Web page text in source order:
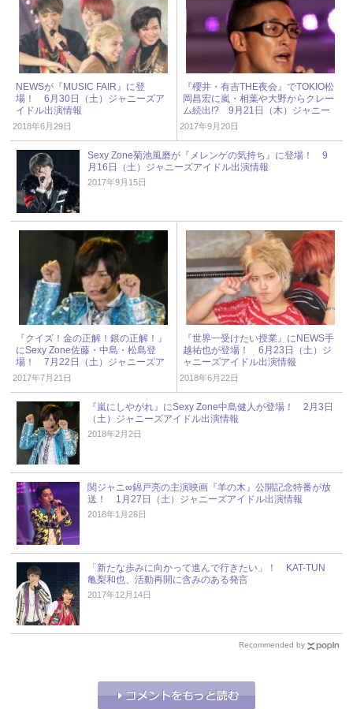
NEWSが『MUSIC FAIR』に登
場！ 6月30日（土）ジャニーズア
イドル出演情報
2018年6月29日
『櫻井・有吉THE夜会』でTOKIO松
岡昌宏に嵐・相葉や大野からクレー
ム続出!? 9月21日（木）ジャニー
ズアイドル出演情報
2017年9月20日
Sexy Zone菊池風磨が『メレンゲの気持ち』に登場！ 9
月16日（土）ジャニーズアイドル出演情報
2017年9月15日
『クイズ！金の正解！銀の正解！』
にSexy Zone佐藤・中島・松島登
場！ 7月22日（土）ジャニーズア
イドル出演情報
2017年7月21日
『世界一受けたい授業』にNEWS手
越祐也が登場！ 6月23日（土）ジ
ャニーズアイドル出演情報
2018年6月22日
『嵐にしやがれ』にSexy Zone中島健人が登場！ 2月3日
（土）ジャニーズアイドル出演情報
2018年2月2日
関ジャニ∞錦戸亮の主演映画『羊の木』公開記念特番が放
送！ 1月27日（土）ジャニーズアイドル出演情報
2018年1月26日
「新たな歩みに向かって進んで行きたい」！ KAT-TUN
亀梨和也、活動再開に含みのある発言
2017年12月14日
Recommended by